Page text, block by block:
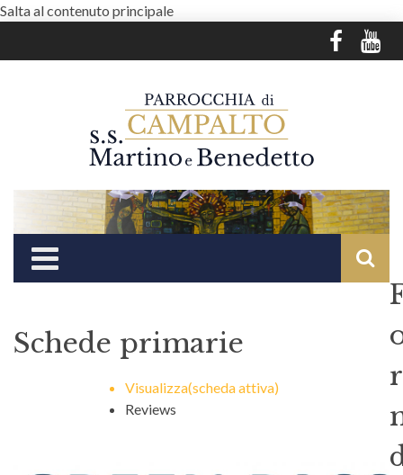
Salta al contenuto principale
r
Schede primarie
Visualizza(scheda attiva)
Reviews